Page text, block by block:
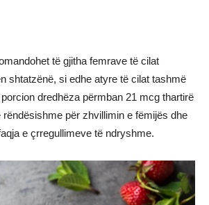
të gjitha femrave të cilat
shtatzënë, si edhe atyre të cilat tashmë
dredhëza përmban 21 mcg thartirë
rëndësishme për zhvillimin e fëmijës dhe
e çrregullimeve të ndryshme.